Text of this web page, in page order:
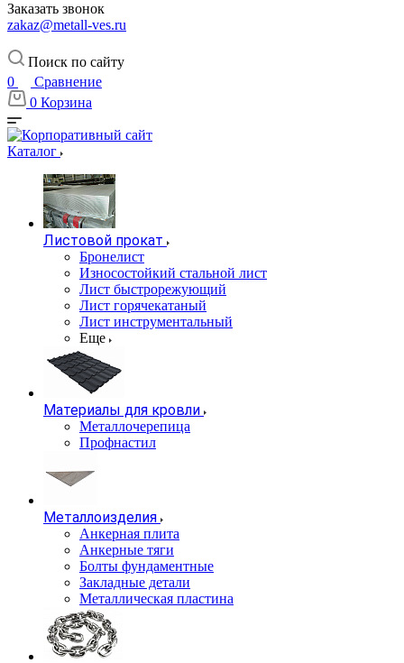
Заказать звонок
zakaz@metall-ves.ru
Поиск по сайту
0
Сравнение
0 Корзина
Каталог
Листовой прокат
Бронелист
Износостойкий стальной лист
Лист быстрорежующий
Лист горячекатаный
Лист инструментальный
Еще
Материалы для кровли
Металлочерепица
Профнастил
Металлоизделия
Анкерная плита
Анкерные тяги
Болты фундаментные
Закладные детали
Металлическая пластина